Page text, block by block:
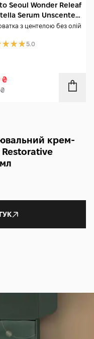
Seoul Wonder Releaf
Serum Unscented
з центелою без олій
5.0
₴
₴
крем-
Restorative